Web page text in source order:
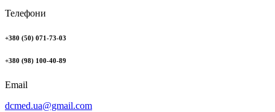
Телефони
+380 (50) 071-73-03
+380 (98) 100-40-89
Email
dcmed.ua@gmail.com